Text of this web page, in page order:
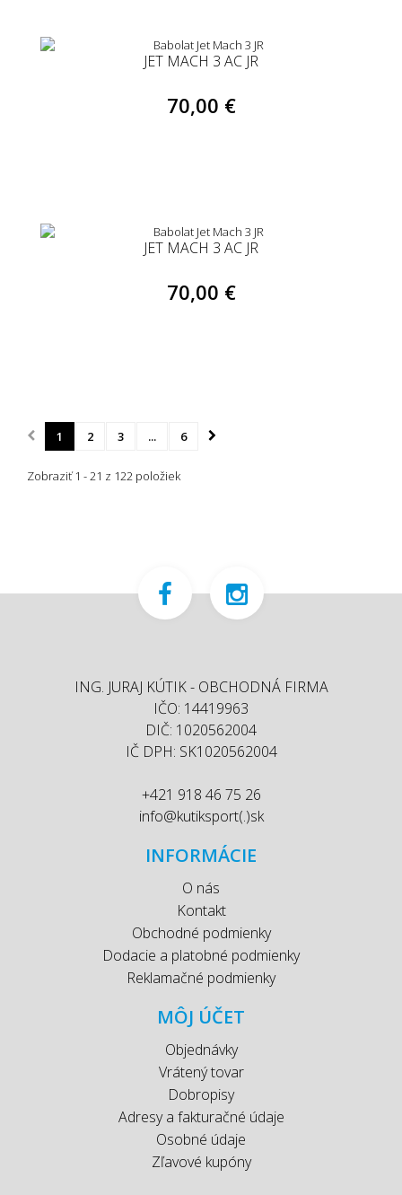
JET MACH 3 AC JR
70,00 €
JET MACH 3 AC JR
70,00 €
1 2 3 ... 6
Zobraziť 1 - 21 z 122 položiek
ING. JURAJ KÚTIK - OBCHODNÁ FIRMA
IČO: 14419963
DIČ: 1020562004
IČ DPH: SK1020562004
+421 918 46 75 26
info@kutiksport(.)sk
INFORMÁCIE
O nás
Kontakt
Obchodné podmienky
Dodacie a platobné podmienky
Reklamačné podmienky
MÔJ ÚČET
Objednávky
Vrátený tovar
Dobropisy
Adresy a fakturačné údaje
Osobné údaje
Zľavové kupóny